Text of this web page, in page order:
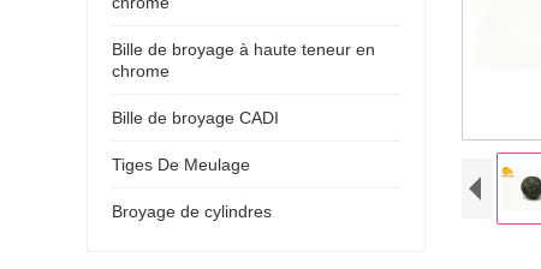
Bille de broyage à haute teneur en
chrome
Bille de broyage CADI
Tiges De Meulage
Broyage de cylindres